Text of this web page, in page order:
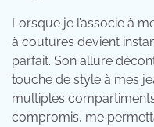
Lorsque je l’associe à
à coutures devient
parfait. Son allure
touche de style à mes
multiples
compromis, me